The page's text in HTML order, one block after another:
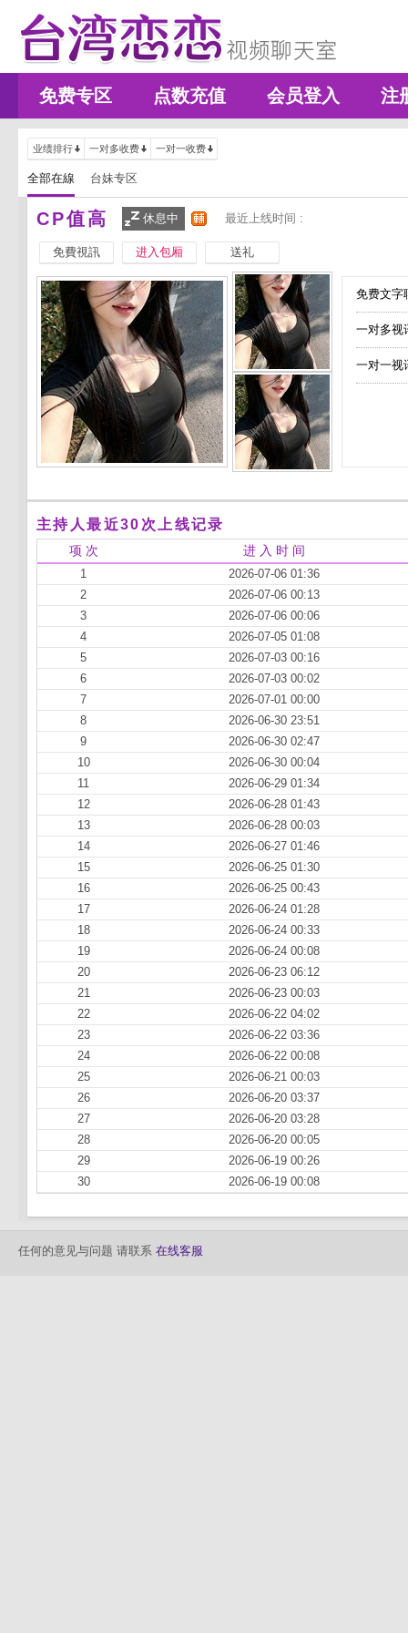
免费专区 点数充值 会员登入 注
业绩排行 一对多收费 一对一收费
全部在線 台妹专区
CP值高 休息中 最近上线时间 :
免費視訊 进入包厢 送礼
免费文
一对多
一对一
主持人最近30次上线记录
项 次 进 入 时 间
1
2026-07-06 01:36
2
2026-07-06 00:13
3
2026-07-06 00:06
4
2026-07-05 01:08
5
2026-07-03 00:16
6
2026-07-03 00:02
7
2026-07-01 00:00
8
2026-06-30 23:51
9
2026-06-30 02:47
10
2026-06-30 00:04
11
2026-06-29 01:34
12
2026-06-28 01:43
13
2026-06-28 00:03
14
2026-06-27 01:46
15
2026-06-25 01:30
16
2026-06-25 00:43
17
2026-06-24 01:28
18
2026-06-24 00:33
19
2026-06-24 00:08
20
2026-06-23 06:12
21
2026-06-23 00:03
22
2026-06-22 04:02
23
2026-06-22 03:36
24
2026-06-22 00:08
25
2026-06-21 00:03
26
2026-06-20 03:37
27
2026-06-20 03:28
28
2026-06-20 00:05
29
2026-06-19 00:26
30
2026-06-19 00:08
任何的意见与问题 请联系 在线客服